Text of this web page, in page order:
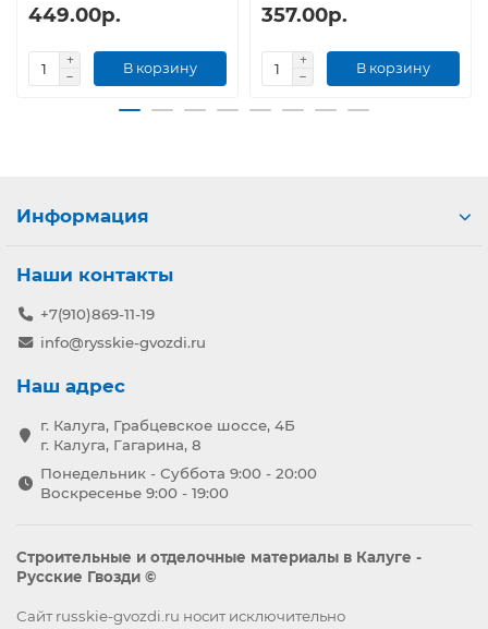
449.00р.
В корзину
357.00р.
В корзину
Информация
Наши контакты
+7(910)869-11-19
info@rysskie-gvozdi.ru
Наш адрес
г. Калуга, Грабцевское шоссе, 4Б
г. Калуга, Гагарина, 8
Понедельник - Суббота 9:00 - 20:00
Воскресенье 9:00 - 19:00
Строительные и отделочные материалы в Калуге -
Русские Гвозди ©
Сайт russkie-gvozdi.ru носит исключительно